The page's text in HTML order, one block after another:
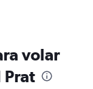
volar
Prat